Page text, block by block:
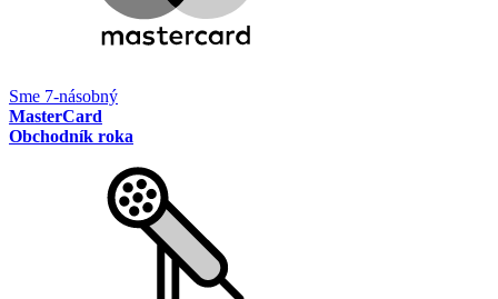
Sme 7-násobný
MasterCard
Obchodník roka